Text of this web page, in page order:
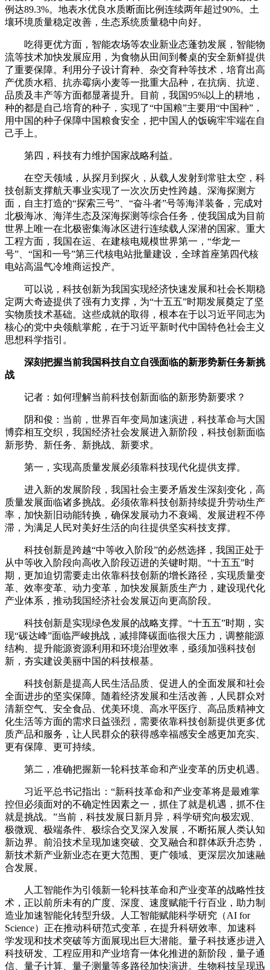
例达89.3%。地表水优良水质断面比例连续两年超过90%。土
壤环境质量稳定改善，生态系统质量稳中向好。
吃得更优方面，智能农场等农业新业态蓬勃发展，智能物
流等技术加快发展应用，为食物从田间到餐桌的安全新鲜提供
了重要保障。利用分子设计育种、杂交育种等技术，培育出高
产优质水稻、抗赤霉病小麦等一批重大品种，在抗病、抗逆、
品质及丰产等方面都显著提升。目前，我国95%以上的耕地，
种的都是自己培育的种子，实现了“中国粮”主要用“中国种”，
用中国的种子保障中国粮食安全，把中国人的饭碗牢牢端在自
己手上。
第四，科技有力维护国家战略利益。
在空天领域，从探月到探火，从载人发射到常驻太空，科
技创新支撑航天事业实现了一次次历史性跨越。深海探测方
面，自主打造的“探索三号”、“奋斗者”号等海洋装备，完成对
北极海冰、海洋生态及深海探测等综合任务，使我国成为目前
世界上唯一在北极密集海冰区进行连续载人深潜的国家。重大
工程方面，我国在运、在建核电规模世界第一，“华龙一
号”、“国和一号”第三代核电站批量建设，全球首座第四代核
电站高温气冷堆商运投产。
可以说，科技创新为我国实现经济快速发展和社会长期稳
定两大奇迹提供了强有力支撑，为“十五五”时期发展奠定了坚
实物质技术基础。这些成就的取得，根本在于以习近平同志为
核心的党中央领航掌舵，在于习近平新时代中国特色社会主义
思想科学指引。
深刻把握当前我国科技自立自强面临的新形势新任务新挑
战
记者：如何理解当前科技创新面临的新形势新要求？
阴和俊：当前，世界百年变局加速演进，科技革命与大国
博弈相互交织，我国经济社会发展进入新阶段，科技创新面临
新形势、新任务、新挑战、新要求。
第一，实现高质量发展必须靠科技现代化提供支撑。
进入新的发展阶段，我国社会主要矛盾发生深刻变化，高
质量发展面临诸多挑战。必须依靠科技创新持续提升劳动生产
率，加快新旧动能转换，确保发展动力不衰竭、发展进程不停
滞，为满足人民对美好生活的向往提供坚实科技支撑。
科技创新是跨越“中等收入阶段”的必然选择，我国正处于
从中等收入阶段向高收入阶段迈进的关键时期。“十五五”时
期，更加迫切需要走出依靠科技创新的增长路径，实现质量变
革、效率变革、动力变革，加快发展新质生产力，建设现代化
产业体系，推动我国经济社会发展迈向更高阶段。
科技创新是实现绿色发展的战略支撑。“十五五”时期，实
现“碳达峰”面临严峻挑战，减排降碳面临很大压力，调整能源
结构、提升能源资源利用和环境治理效率，亟须加强科技创
新，夯实建设美丽中国的科技根基。
科技创新是提高人民生活品质、促进人的全面发展和社会
全面进步的坚实保障。随着经济发展和生活改善，人民群众对
清新空气、安全食品、优美环境、高水平医疗、高品质精神文
化生活等方面的需求日益强烈，需要依靠科技创新提供更多优
质产品和服务，让人民群众的获得感幸福感安全感更加充实、
更有保障、更可持续。
第二，准确把握新一轮科技革命和产业变革的历史机遇。
习近平总书记指出：“新科技革命和产业变革将是最难掌
控但必须面对的不确定性因素之一，抓住了就是机遇，抓不住
就是挑战。”当前，科技发展日新月异，科学研究向极宏观、
极微观、极端条件、极综合交叉深入发展，不断拓展人类认知
新边界。前沿技术呈现加速突破、交叉融合和群体跃升态势，
新技术新产业新业态在更大范围、更广领域、更深层次加速融
合发展。
人工智能作为引领新一轮科技革命和产业变革的战略性技
术，正以前所未有的广度、深度、速度赋能千行百业，助力制
造业加速智能化转型升级。人工智能赋能科学研究（AI for
Science）正在推动科研范式变革，在提升科研效率、加速科
学发现和技术突破等方面展现出巨大潜能。量子科技逐步进入
科技研发、工程应用和产业培育一体化推进的新阶段，量子通
信、量子计算、量子测量等多路径加快演进。生物科技呈现迅